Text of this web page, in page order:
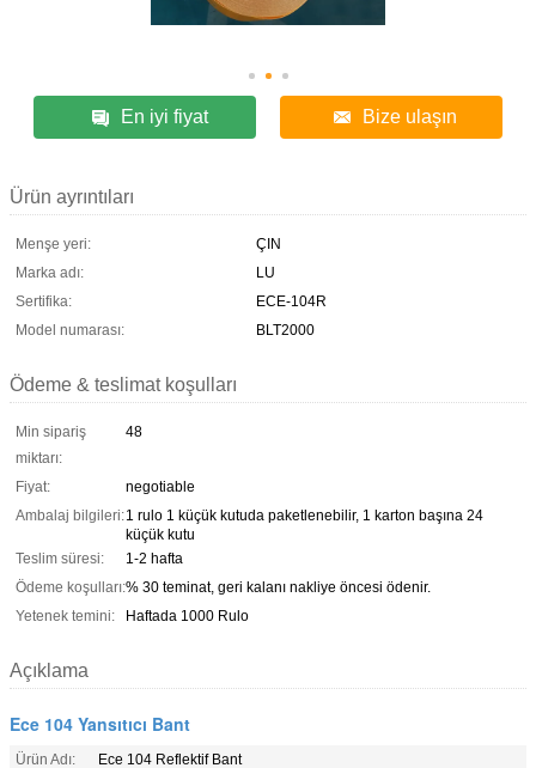
En iyi fiyat Bize ulaşın
Ürün ayrıntıları
Menşe yeri:
ÇIN
Marka adı:
LU
Sertifika:
ECE-104R
Model numarası:
BLT2000
Ödeme & teslimat koşulları
Min sipariş
miktarı:
48
Fiyat:
negotiable
Ambalaj bilgileri:1 rulo 1 küçük kutuda paketlenebilir, 1 karton başına 24
küçük kutu
Teslim süresi:
1-2 hafta
Ödeme koşulları:% 30 teminat, geri kalanı nakliye öncesi ödenir.
Yetenek temini:
Haftada 1000 Rulo
Açıklama
Ece 104 Yansıtıcı Bant
Ürün Adı:
Ece 104 Reflektif Bant